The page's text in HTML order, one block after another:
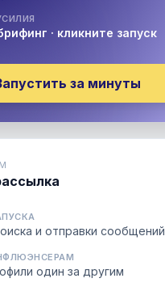
· кликните запуск
за минуты
и отправки сообщений
один за другим